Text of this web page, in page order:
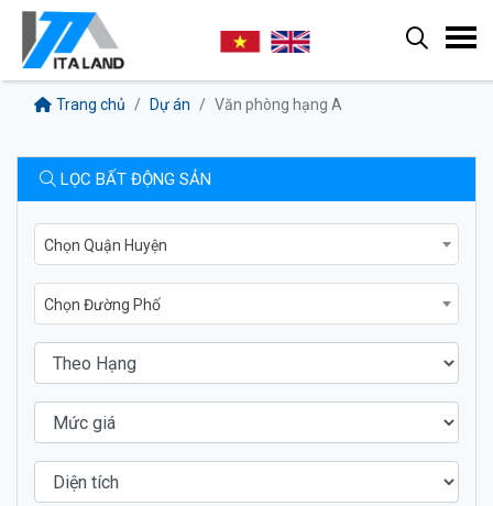
Trang chủ Dự án Văn phòng hạng A
LỌC BẤT ĐỘNG SẢN
Chọn Quận Huyện
Chọn Đường Phố